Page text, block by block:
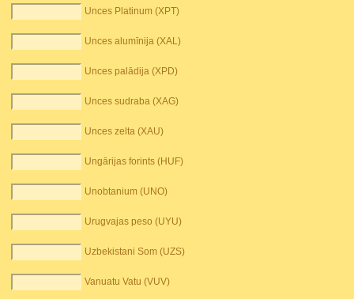
Unces Platinum (XPT)
Unces alumīnija (XAL)
Unces palādija (XPD)
Unces sudraba (XAG)
Unces zelta (XAU)
Ungārijas forints (HUF)
Unobtanium (UNO)
Urugvajas peso (UYU)
Uzbekistani Som (UZS)
Vanuatu Vatu (VUV)